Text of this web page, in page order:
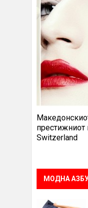
престижниот
Switzerland
МОДНА